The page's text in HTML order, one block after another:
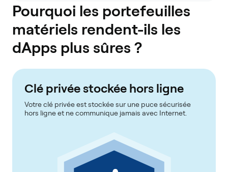
Pourquoi les portefeuilles
matériels rendent-ils les
dApps plus sûres ?
Clé privée stockée hors ligne
Votre clé privée est stockée sur une puce sécurisée
hors ligne et ne communique jamais avec Internet.